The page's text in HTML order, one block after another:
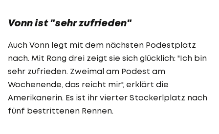
Vonn ist "sehr zufrieden"
Auch Vonn legt mit dem nächsten Podestplatz
nach. Mit Rang drei zeigt sie sich glücklich: "Ich bin
sehr zufrieden. Zweimal am Podest am
Wochenende, das reicht mir", erklärt die
Amerikanerin. Es ist ihr vierter Stockerlplatz nach
fünf bestrittenen Rennen.